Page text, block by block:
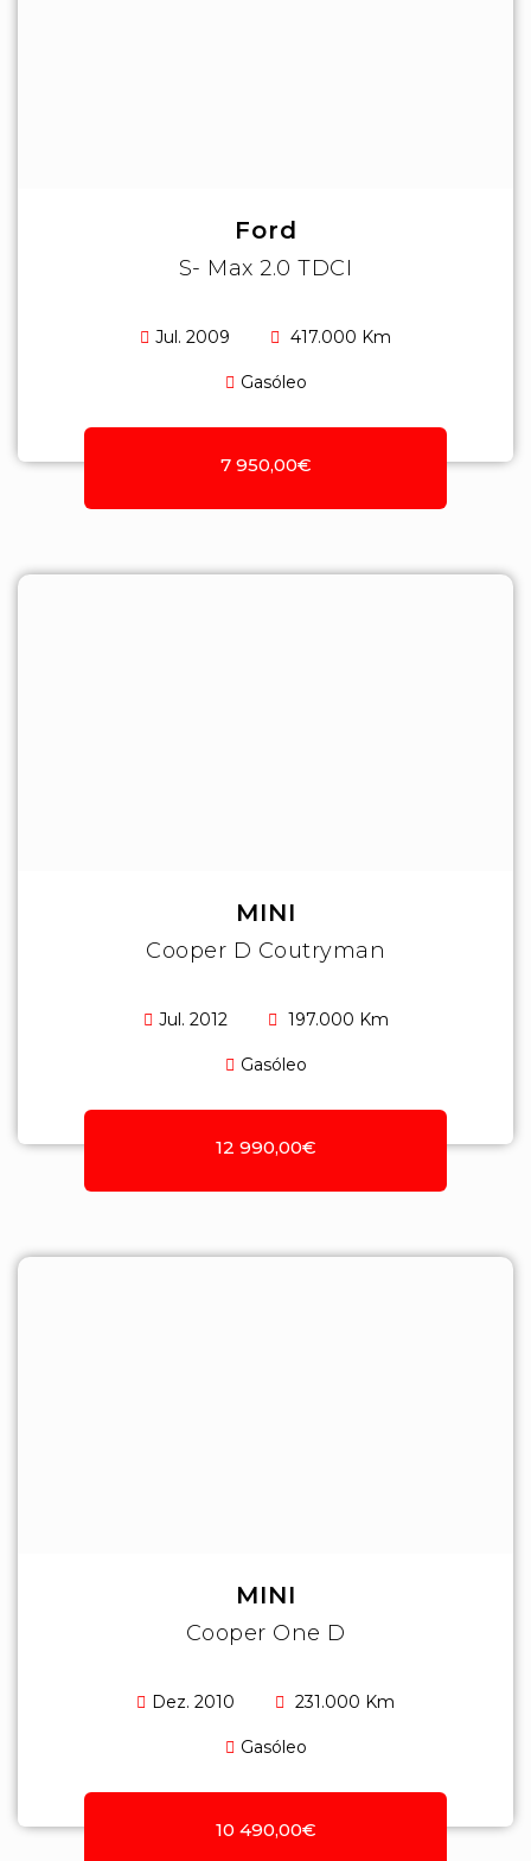
Ford
S- Max 2.0 TDCI
Jul. 2009 417.000 Km
Gasóleo
7 950,00€
MINI
Cooper D Coutryman
Jul. 2012 197.000 Km
Gasóleo
12 990,00€
MINI
Cooper One D
Dez. 2010 231.000 Km
Gasóleo
10 490,00€